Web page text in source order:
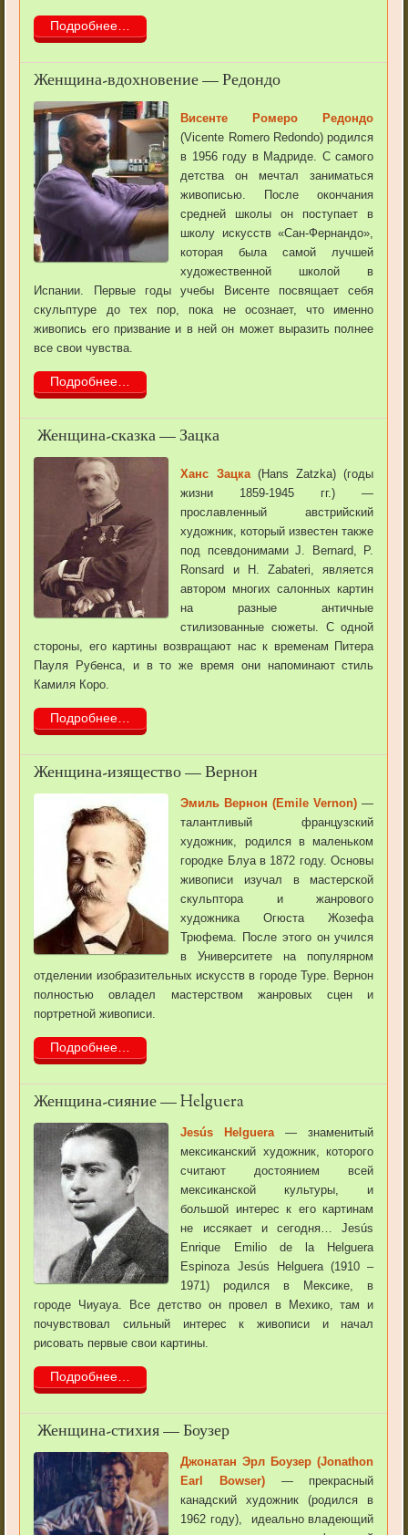
Подробнее…
Женщина-вдохновение — Редондо
Висенте Ромеро Редондо
(Vicente Romero Redondo) родился
в 1956 году в Мадриде. С самого
детства он мечтал заниматься
живописью. После окончания
средней школы он поступает в
школу искусств «Сан-Фернандо»,
которая была самой лучшей
художественной школой в
Испании. Первые годы учебы Висенте посвящает себя
скульптуре до тех пор, пока не осознает, что именно
живопись его призвание и в ней он может выразить полнее
все свои чувства.
Подробнее…
Женщина-сказка — Зацка
Ханс Зацка(Hans Zatzka) (годы
жизни 1859-1945 гг.) —
прославленный австрийский
художник, который известен также
под псевдонимами J. Bernard, P.
Ronsard и H. Zabateri, является
автором многих салонных картин
на разные античные
стилизованные сюжеты. С одной
стороны, его картины возвращают нас к временам Питера
Пауля Рубенса, и в то же время они напоминают стиль
Камиля Коро.
Подробнее…
Женщина-изящество — Вернон
Эмиль Вернон (Emile Vernon) —
талантливый французский
художник, родился в маленьком
городке Блуа в 1872 году. Основы
живописи изучал в мастерской
скульптора и жанрового
художника Огюста Жозефа
Трюфема. После этого он учился
в Университете на популярном
отделении изобразительных искусств в городе Туре. Вернон
полностью овладел мастерством жанровых сцен и
портретной живописи.
Подробнее…
Женщина-сияние — Helguera
Jesús Helguera — знаменитый
мексиканский художник, которого
считают достоянием всей
мексиканской культуры, и
большой интерес к его картинам
не иссякает и сегодня… Jesús
Enrique Emilio de la Helguera
Espinoza Jesús Helguera (1910 –
1971) родился в Мексике, в
городе Чиуауа. Все детство он провел в Мехико, там и
почувствовал сильный интерес к живописи и начал
рисовать первые свои картины.
Подробнее…
Женщина-стихия — Боузер
Джонатан Эрл Боузер (Jonathon
Earl Bowser)— прекрасный
канадский художник (родился в
1962 году), идеально владеющий